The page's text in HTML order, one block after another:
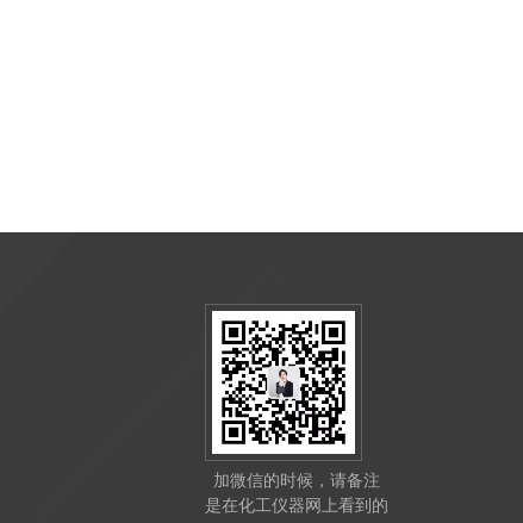
加微信的时候，请备注
是在化工仪器网上看到的